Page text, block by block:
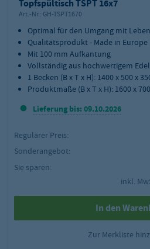
Topfspültisch TSPT 16x7
Art.-Nr.: GH-TSPT1670
Optimal für den Umgang mit
Qualitätsprodukt - Made in Europe
Mit 100 mm Aufkantung
Vollständig aus hochwertigem
1 Becken (B x T x H): 1400 x 500 x
Produktmaße (B x T x H): 1600 x
Lieferung bis: 09.10.2026
Regulärer Preis:
Sonderangebot:
Sie sparen:
inkl.
In den
Zur Merkliste